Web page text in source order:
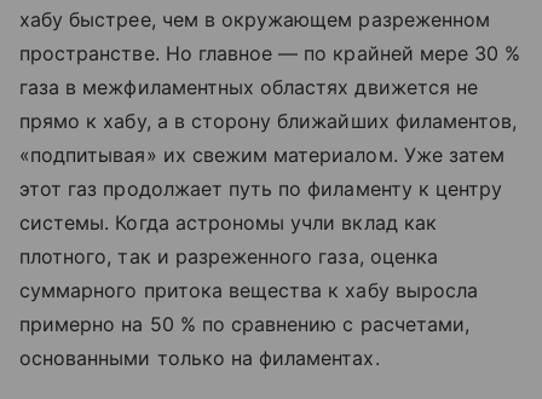
хабу быстрее, чем в окружающем разреженном
пространстве. Но главное — по крайней мере 30 %
газа в межфиламентных областях движется не
прямо к хабу, а в сторону ближайших филаментов,
«подпитывая» их свежим материалом. Уже затем
этот газ продолжает путь по филаменту к центру
системы. Когда астрономы учли вклад как
плотного, так и разреженного газа, оценка
суммарного притока вещества к хабу выросла
примерно на 50 % по сравнению с расчетами,
основанными только на филаментах.